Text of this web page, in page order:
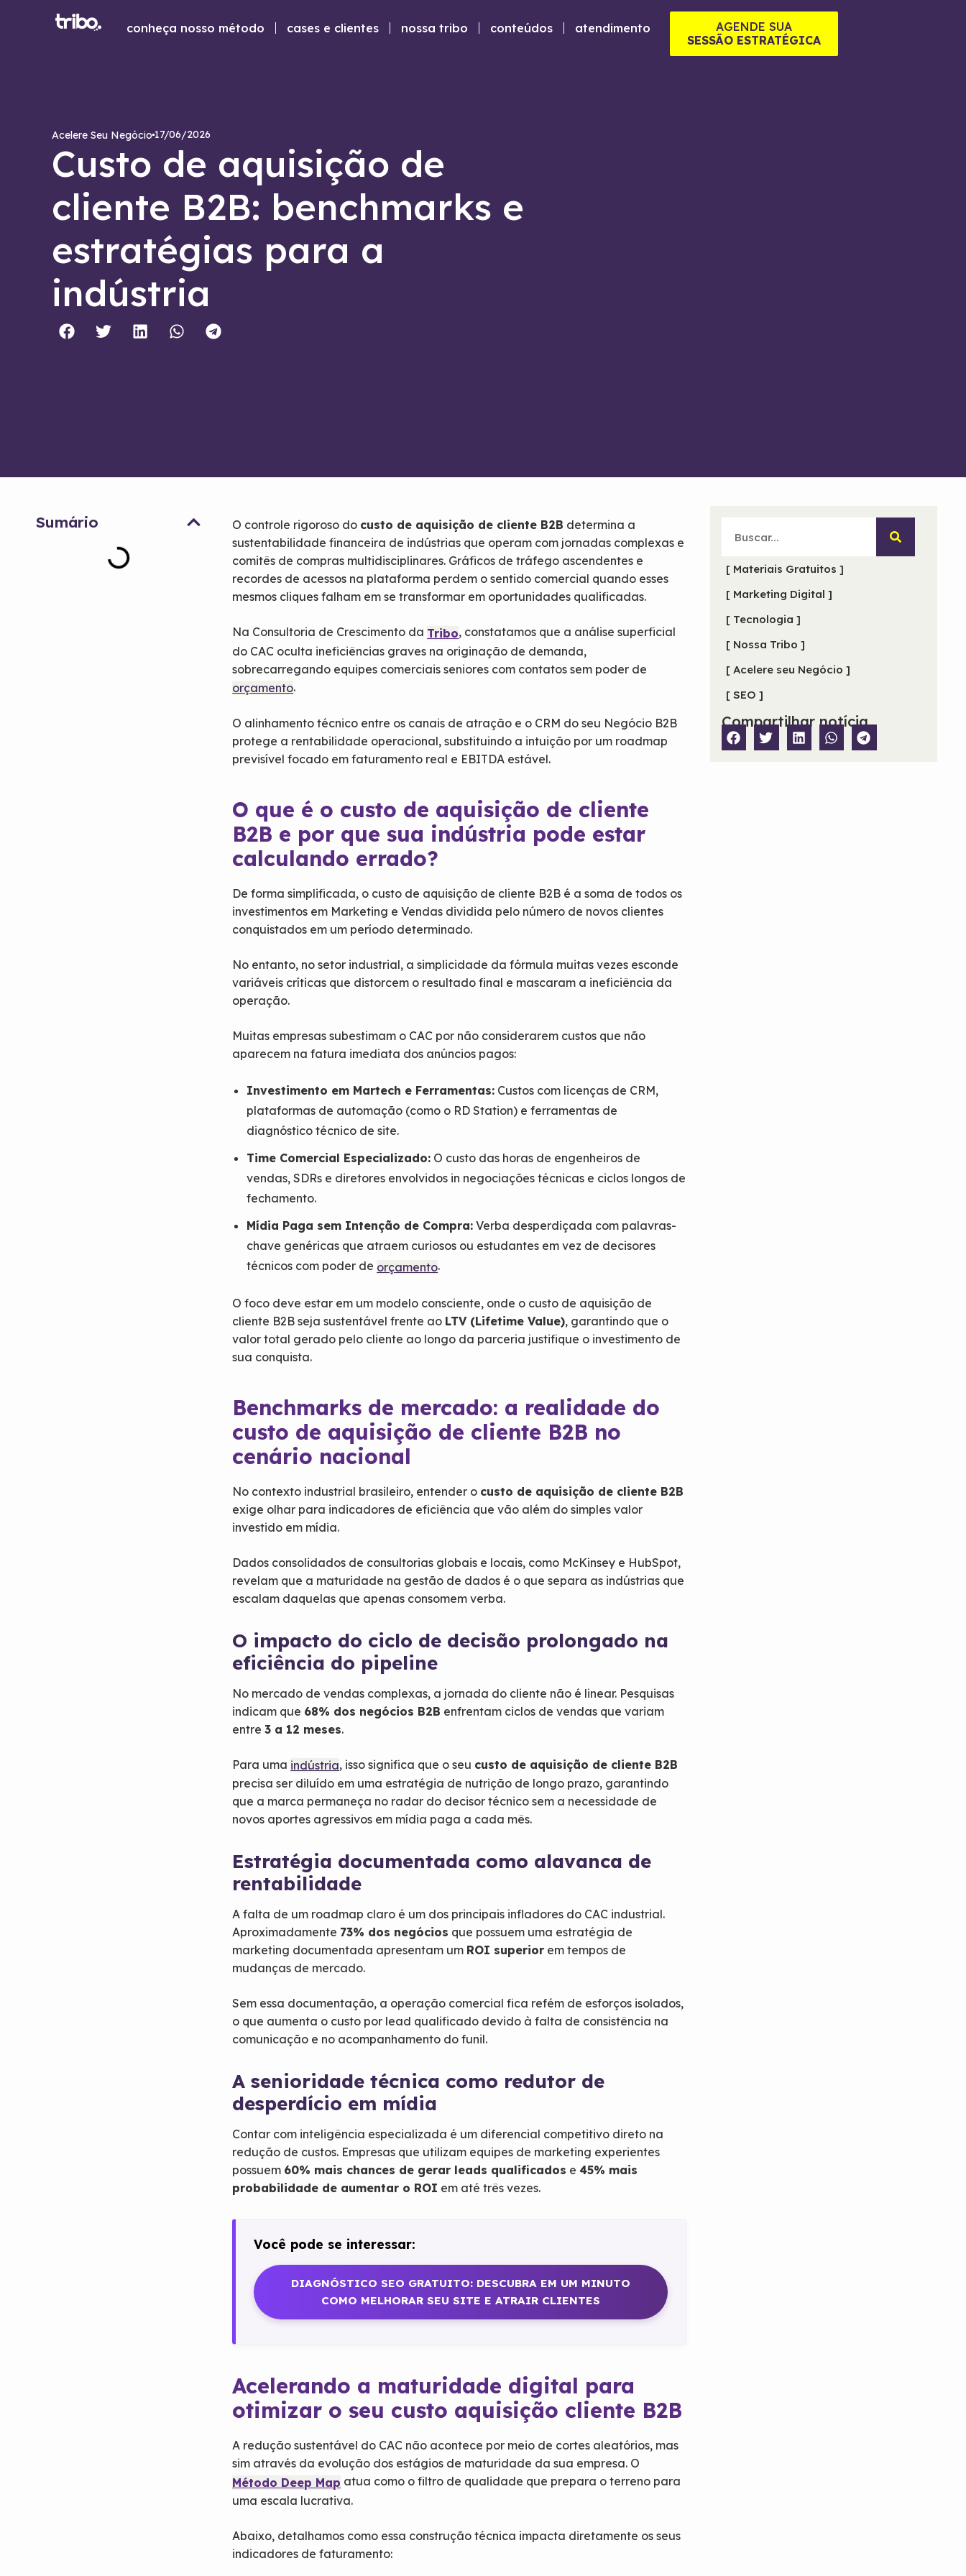
conheça nosso método cases e clientes nossa tribo conteúdos atendimento
AGENDE SUA
SESSÃO ESTRATÉGICA
Acelere Seu Negócio 17/06/2026
Custo de aquisição de
cliente B2B: benchmarks e
estratégias para a
indústria
Sumário O controle rigoroso do custo de aquisição de cliente B2B determina a
sustentabilidade financeira de indústrias que operam com jornadas complexas e
comitês de compras multidisciplinares. Gráficos de tráfego ascendentes e
recordes de acessos na plataforma perdem o sentido comercial quando esses
mesmos cliques falham em se transformar em oportunidades qualificadas.
Na Consultoria de Crescimento da Tribo, constatamos que a análise superficial
do CAC oculta ineficiências graves na originação de demanda,
sobrecarregando equipes comerciais seniores com contatos sem poder de
orçamento.
O alinhamento técnico entre os canais de atração e o CRM do seu Negócio B2B
protege a rentabilidade operacional, substituindo a intuição por um roadmap
previsível focado em faturamento real e EBITDA estável.
O que é o custo de aquisição de cliente
B2B e por que sua indústria pode estar
calculando errado?
De forma simplificada, o custo de aquisição de cliente B2B é a soma de todos os
investimentos em Marketing e Vendas dividida pelo número de novos clientes
conquistados em um período determinado.
No entanto, no setor industrial, a simplicidade da fórmula muitas vezes esconde
variáveis críticas que distorcem o resultado final e mascaram a ineficiência da
operação.
Muitas empresas subestimam o CAC por não considerarem custos que não
aparecem na fatura imediata dos anúncios pagos:
Investimento em Martech e Ferramentas: Custos com licenças de CRM,
plataformas de automação (como o RD Station) e ferramentas de
diagnóstico técnico de site.
Time Comercial Especializado: O custo das horas de engenheiros de
vendas, SDRs e diretores envolvidos in negociações técnicas e ciclos longos de
fechamento.
Mídia Paga sem Intenção de Compra: Verba desperdiçada com palavras-
chave genéricas que atraem curiosos ou estudantes em vez de decisores
técnicos com poder de orçamento.
O foco deve estar em um modelo consciente, onde o custo de aquisição de
cliente B2B seja sustentável frente ao LTV (Lifetime Value), garantindo que o
valor total gerado pelo cliente ao longo da parceria justifique o investimento de
sua conquista.
Benchmarks de mercado: a realidade do
custo de aquisição de cliente B2B no
cenário nacional
No contexto industrial brasileiro, entender o custo de aquisição de cliente B2B
exige olhar para indicadores de eficiência que vão além do simples valor
investido em mídia.
Dados consolidados de consultorias globais e locais, como McKinsey e HubSpot,
revelam que a maturidade na gestão de dados é o que separa as indústrias que
escalam daquelas que apenas consomem verba.
O impacto do ciclo de decisão prolongado na
eficiência do pipeline
No mercado de vendas complexas, a jornada do cliente não é linear. Pesquisas
indicam que 68% dos negócios B2B enfrentam ciclos de vendas que variam
entre3 a 12 meses.
Para uma indústria, isso significa que o seu custo de aquisição de cliente B2B
precisa ser diluído em uma estratégia de nutrição de longo prazo, garantindo
que a marca permaneça no radar do decisor técnico sem a necessidade de
novos aportes agressivos em mídia paga a cada mês.
Estratégia documentada como alavanca de
rentabilidade
A falta de um roadmap claro é um dos principais infladores do CAC industrial.
Aproximadamente 73% dos negócios que possuem uma estratégia de
marketing documentada apresentam um ROI superior em tempos de
mudanças de mercado.
Sem essa documentação, a operação comercial fica refém de esforços isolados,
o que aumenta o custo por lead qualificado devido à falta de consistência na
comunicação e no acompanhamento do funil.
A senioridade técnica como redutor de
desperdício em mídia
Contar com inteligência especializada é um diferencial competitivo direto na
redução de custos. Empresas que utilizam equipes de marketing experientes
possuem 60% mais chances de gerar leads qualificados e 45% mais
probabilidade de aumentar o ROI em até três vezes.
Você pode se interessar:
DIAGNÓSTICO SEO GRATUITO: DESCUBRA EM UM MINUTO
COMO MELHORAR SEU SITE E ATRAIR CLIENTES
Acelerando a maturidade digital para
otimizar o seu custo aquisição cliente B2B
A redução sustentável do CAC não acontece por meio de cortes aleatórios, mas
sim através da evolução dos estágios de maturidade da sua empresa. O
Método Deep Map atua como o filtro de qualidade que prepara o terreno para
uma escala lucrativa.
Abaixo, detalhamos como essa construção técnica impacta diretamente os seus
indicadores de faturamento:
[ Materiais Gratuitos ]
[ Marketing Digital ]
[ Tecnologia ]
[ Nossa Tribo ]
[ Acelere seu Negócio ]
[ SEO ]
Compartilhar notícia